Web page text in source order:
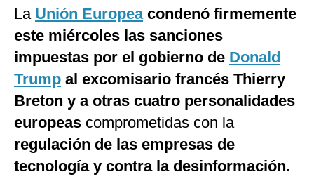
Internacional
Tecnología
Club del Suscriptor
Mix
G de Gestión
Notas Contratadas
La Unión Europeacondenó firmemente
este miércoles las sanciones
impuestas por el gobierno de Donald
Trump al excomisario francés Thierry
Breton y a otras cuatro personalidades
europeas comprometidas con la
regulación de las empresas de
tecnología y contra la desinformación.